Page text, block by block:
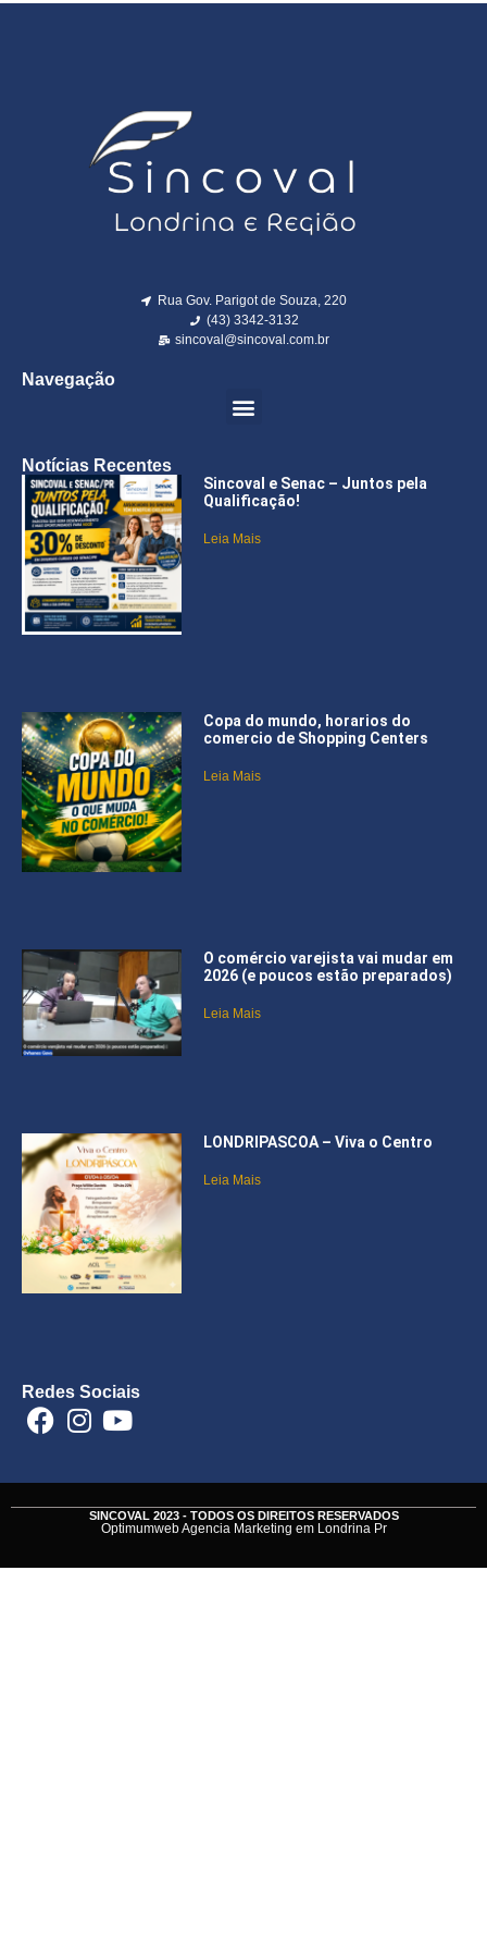
Rua Gov. Parigot de Souza, 220
(43) 3342-3132
sincoval@sincoval.com.br
Navegação
Notícias Recentes
Sincoval e Senac – Juntos pela
Qualificação!
Leia Mais
Copa do mundo, horarios do
comercio de Shopping Centers
Leia Mais
O comércio varejista vai mudar em
2026 (e poucos estão preparados)
Leia Mais
LONDRIPASCOA – Viva o Centro
Leia Mais
Redes Sociais
SINCOVAL 2023 - TODOS OS DIREITOS RESERVADOS
Optimumweb Agencia Marketing em Londrina Pr